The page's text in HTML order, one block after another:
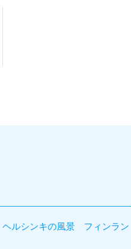
ルシンキの風景 フィンラン